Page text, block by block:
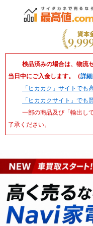
検品済みの場合は、物流
当日中にご入金します。（詳
「ヒカカク」サイトでも
「ヒカカクサイト」でも
一部の商品及び「輸出し
了承ください。